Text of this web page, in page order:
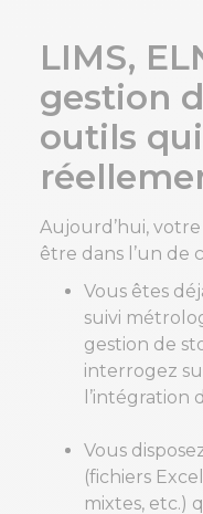
LIMS,
gestion
outils
Aujourd’hui,
être dans l’un de
Vous êtes
suivi
gestion de
interrogez
l’intégration
Vous
(fichiers
mixtes, etc.)